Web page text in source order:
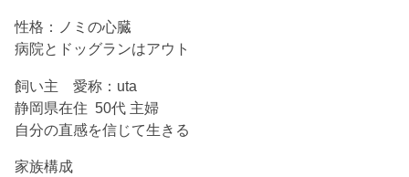
性格：ノミの心臓
病院とドッグランはアウト
飼い主 愛称：uta
静岡県在住 50代 主婦
自分の直感を信じて生きる
家族構成